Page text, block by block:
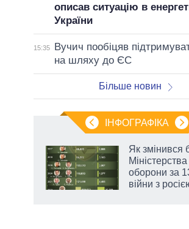
описав ситуацію в
України
15:35
Вучич пообіцяв
на шляху до ЄС
Більше новин
ІНФОГРАФІКА
Як змінився
Міністерства
оборони за
війни з